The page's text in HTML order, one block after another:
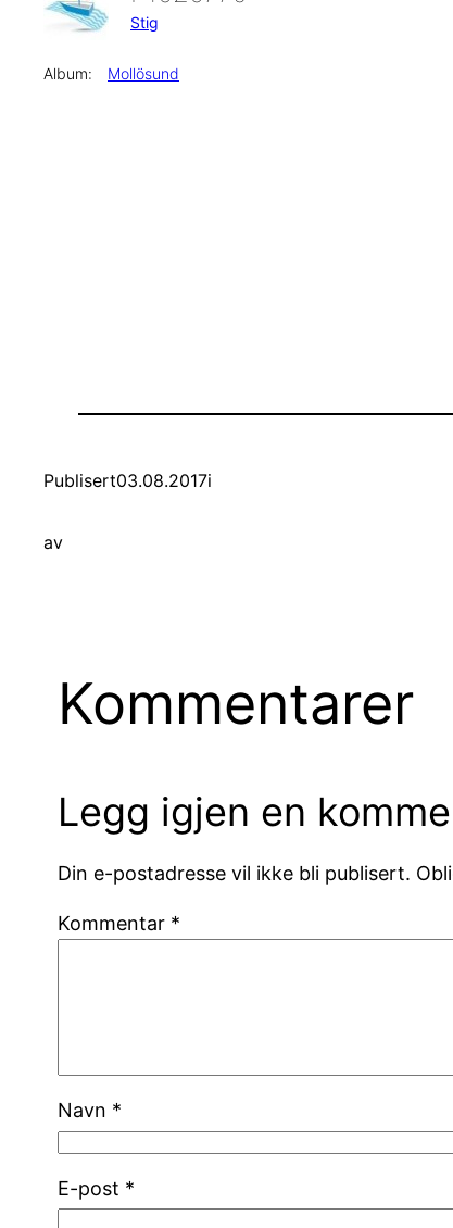
Stig
Album: Mollösund
Publisert03.08.2017i
av
Kommentarer
Legg igjen en
Din e-postadresse vil ikke bli publisert.
Kommentar *
Navn *
E-post *